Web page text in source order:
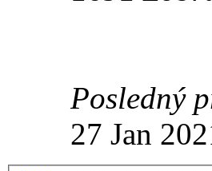
Posledný
27 Jan